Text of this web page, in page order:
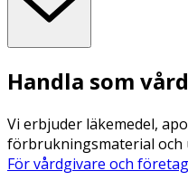
Handla som
Vi erbjuder läkemedel,
förbrukningsmaterial och
För vårdgivare och företag